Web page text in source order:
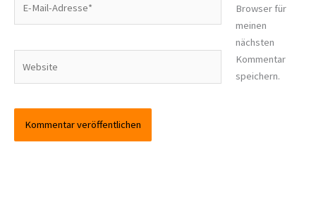
Browser für
meinen
nächsten
Kommentar
speichern.